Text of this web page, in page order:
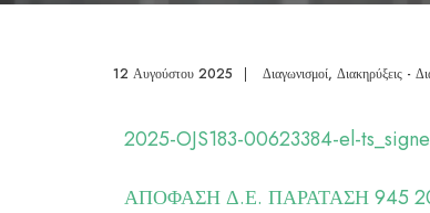
12 Αυγούστου 2025 | Διαγωνισμοί, Διακηρύξεις -
2025-OJS183-00623384-el-
ΑΠΟΦΑΣΗ Δ.Ε. ΠΑΡΑΤΑΣΗ 945